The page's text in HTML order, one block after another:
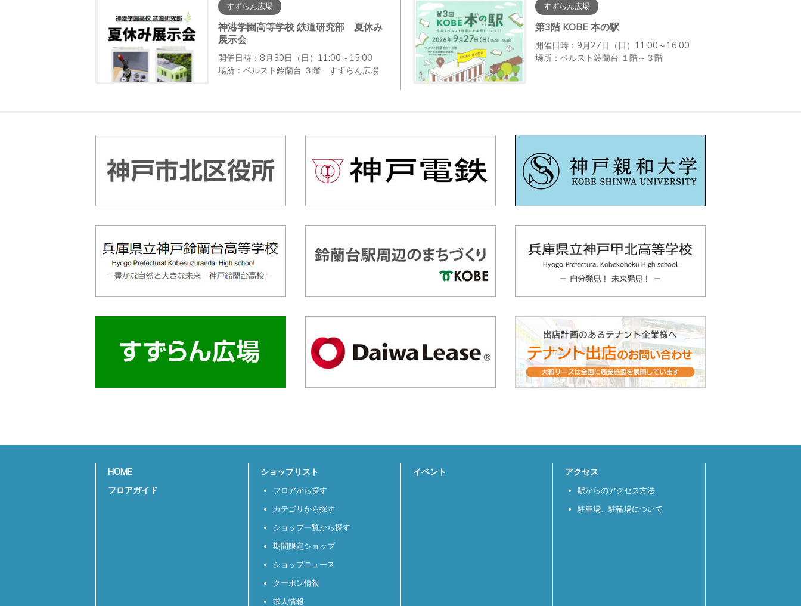
すずらん広場
神港学園高等学校 鉄道研究部 夏休み
展示会
開催日時：8月30日（日）11:00～15:00
場所：ベルスト鈴蘭台 ３階 すずらん広場
すずらん広場
第3階 KOBE 本の駅
開催日時：9月27日（日）11:00～16:00
場所：ベルスト鈴蘭台 １階～３階
HOME
フロアガイド
ショップリスト
フロアから探す
カテゴリから探す
ショップ一覧から探す
期間限定ショップ
ショップニュース
クーポン情報
求人情報
イベント アクセス
駅からのアクセス方法
駐車場、駐輪場について